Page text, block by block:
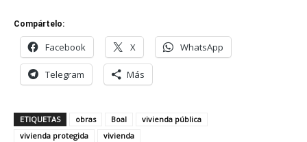
Compártelo:
Facebook X WhatsApp
Telegram Más
ETIQUETAS obras Boal
vivienda pública
vivienda protegida
vivienda